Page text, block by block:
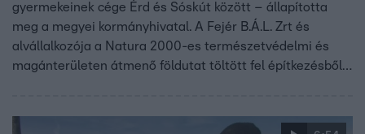
gyermekeinek cége Érd és Sóskút között – állapította
meg a megyei kormányhivatal. A Fejér B.Á.L. Zrt és
alvállalkozója a Natura 2000-es természetvédelmi és
magánterületen átmenő földutat töltött fel építkezésből